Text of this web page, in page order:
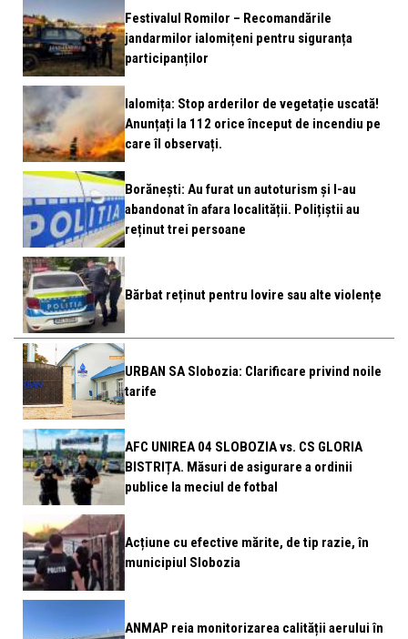
Festivalul Romilor – Recomandările
jandarmilor ialomițeni pentru siguranța
participanților
Ialomița: Stop arderilor de vegetație uscată!
Anunțați la 112 orice început de incendiu pe
care îl observați.
Borănești: Au furat un autoturism și l-au
abandonat în afara localității. Polițiștii au
reținut trei persoane
Bărbat reținut pentru lovire sau alte violențe
URBAN SA Slobozia: Clarificare privind noile
tarife
AFC UNIREA 04 SLOBOZIA vs. CS GLORIA
BISTRIȚA. Măsuri de asigurare a ordinii
publice la meciul de fotbal
Acțiune cu efective mărite, de tip razie, în
municipiul Slobozia
ANMAP reia monitorizarea calității aerului în